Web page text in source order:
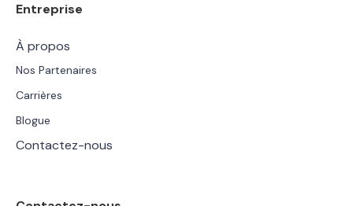
Entreprise
À propos
Nos Partenaires
Carrières
Blogue
Contactez-nous